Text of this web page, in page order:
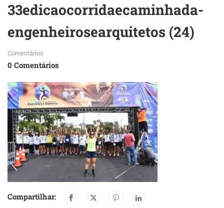
33edicaocorridaecaminhada-
engenheirosearquitetos (24)
Comentários
0 Comentários
Compartilhar: